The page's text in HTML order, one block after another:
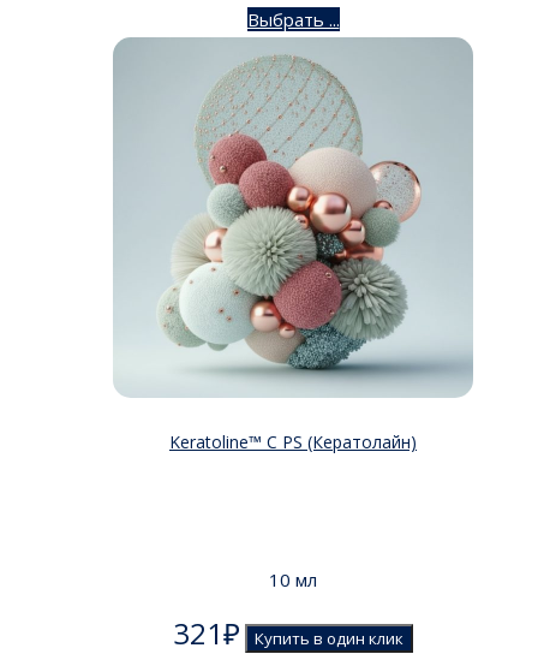
Выбрать ...
Keratoline™ C PS (Кератолайн)
10 мл
321₽ Купить в один клик